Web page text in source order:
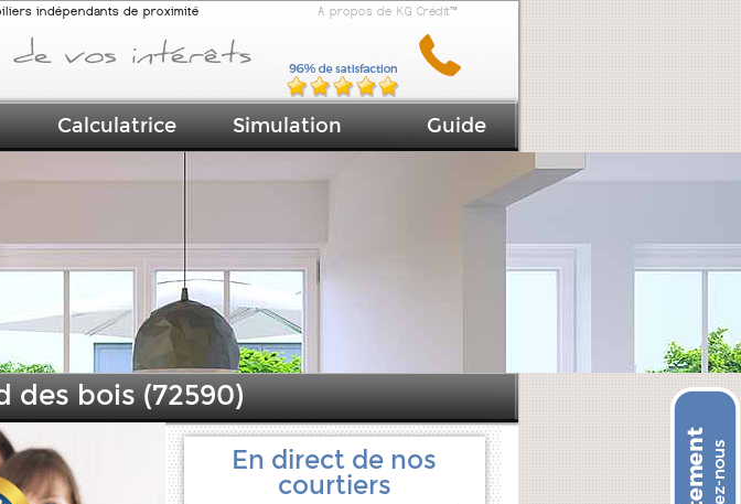
des bois (72590)
En direct de nos
courtiers
indépendants de proximité A propos de KG Crédit™
Calculatrice Simulation Guide